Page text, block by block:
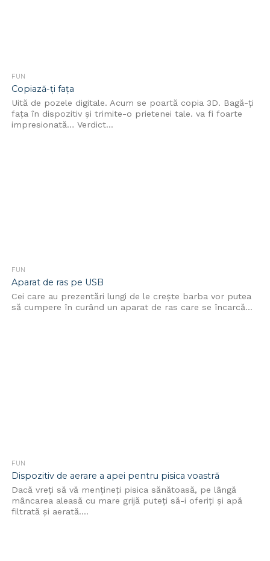
FUN
Copiază-ţi faţa
Uită de pozele digitale. Acum se poartă copia 3D. Bagă-ţi
faţa în dispozitiv şi trimite-o prietenei tale. va fi foarte
impresionată… Verdict...
FUN
Aparat de ras pe USB
Cei care au prezentări lungi de le creşte barba vor putea
să cumpere în curând un aparat de ras care se încarcă...
FUN
Dispozitiv de aerare a apei pentru pisica voastră
Dacă vreţi să vă menţineţi pisica sănătoasă, pe lângă
mâncarea aleasă cu mare grijă puteţi să-i oferiţi şi apă
filtrată şi aerată....